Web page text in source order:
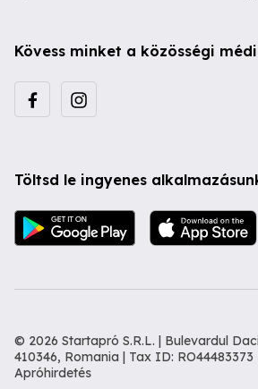
Kövess minket a közösségi
Töltsd le ingyenes
© 2026 Startapró S.R.L. | Bulevardul
410346, Romania | Tax ID: RO44483373
Apróhirdetés